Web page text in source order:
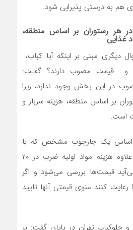
هم به درستی پذیرایی شود.
هر رستوران بر اساس منطقه،
غذایی
دیگری مبنی بر اینکه آیا کباب،
و… قیمت‌ مصوب دارند؟ گفـت:
در این بخش وجود ندارد، زیرا
بر اساس منطقه، هزینه سربار و
است.
اساس یک چارچوب مشخص که با
فرمول هزینه سربار به علاوه هزینه مواد اولیه ضرب در ۲۰
قیمت‌ها بررسی می‌شود و اگر
رعایت کنند منوی قیمتی آنها تایید
چلوکباب تهران در پایان گفت: بر